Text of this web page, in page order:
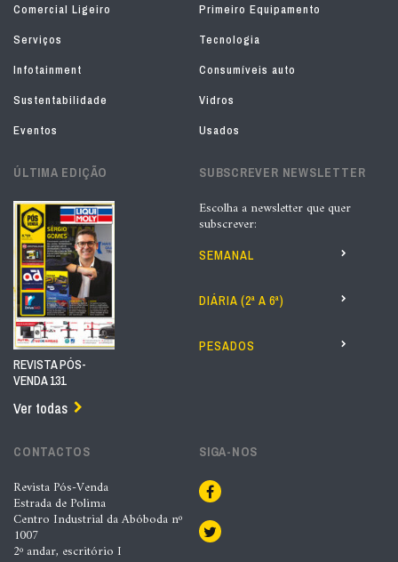
Comercial Ligeiro
Primeiro Equipamento
Serviços
Tecnologia
Infotainment
Consumíveis auto
Sustentabilidade
Vidros
Eventos
Usados
ÚLTIMA EDIÇÃO
REVISTA PÓS-
VENDA 131
Ver todas
SUBSCREVER NEWSLETTER
Escolha a newsletter que quer
subscrever:
SEMANAL
DIÁRIA (2ª A 6ª)
PESADOS
CONTACTOS
Revista Pós-Venda
Estrada de Polima
Centro Industrial da Abóboda nº
1007
2º andar, escritório I
SIGA-NOS